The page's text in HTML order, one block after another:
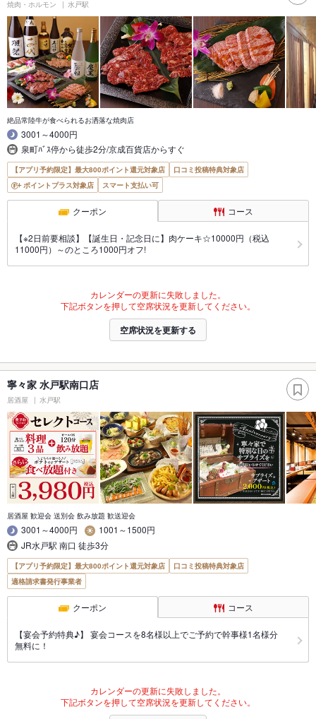
焼肉・ホルモン 水戸駅
絶品常陸牛が食べられるお洒落な焼肉店
3001～4000円
泉町ﾊﾞｽ停から徒歩2分/京成百貨店からすぐ
【アプリ予約限定】最大800ポイント還元対象店
口コミ投稿特典対象店
ポイントプラス対象店
スマート支払い可
クーポン コース
【※2日前要相談】【誕生日・記念日に】肉ケーキ☆10000円（税込
11000円）～のところ1000円オフ!
カレンダーの更新に失敗しました。
下記ボタンを押して空席状況を更新してください。
空席状況を更新する
寧々家 水戸駅南口店
居酒屋 水戸駅
居酒屋 歓迎会 送別会 飲み放題 歓送迎会
3001～4000円
1001～1500円
JR水戸駅 南口 徒歩3分
【アプリ予約限定】最大800ポイント還元対象店
口コミ投稿特典対象店
適格請求書発行事業者
クーポン コース
【宴会予約特典♪】 宴会コースを8名様以上でご予約で幹事様1名様分
無料に！
カレンダーの更新に失敗しました。
下記ボタンを押して空席状況を更新してください。